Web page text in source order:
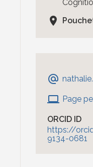
location_on
alternate_email
laptop Page
ORCID ID
https://
9134-0681